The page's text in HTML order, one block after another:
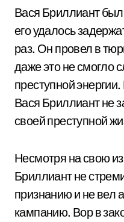
Вася Бриллиант был
его удалось
раз. Он провел в
даже это не смогло
преступной
Вася Бриллиант не
своей преступной
Несмотря на свою
Бриллиант не
признанию и не вел
кампанию. Вор в